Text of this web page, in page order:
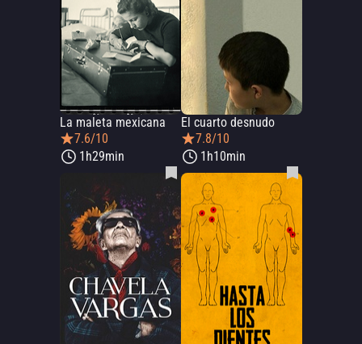
La maleta mexicana
7.6/10
1h29min
El cuarto desnudo
7.8/10
1h10min